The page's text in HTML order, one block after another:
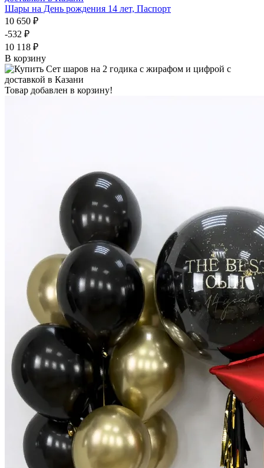
Шары на День рождения 14 лет, Паспорт
10 650 ₽
-532 ₽
10 118 ₽
В корзину
Товар добавлен в корзину!